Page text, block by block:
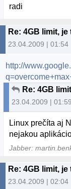
radi
Re: 4GB limit,
23.04.2009 | 01:54
http://
Re: 4GB
23.04.2009 | 01:59
Linux prečíta aj
nejakou
Jabber:
Re: 4GB limit, je
23.04.2009 | 02:04